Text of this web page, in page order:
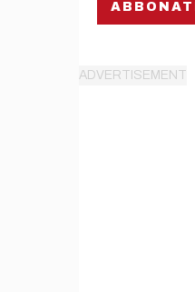
ABBONATI